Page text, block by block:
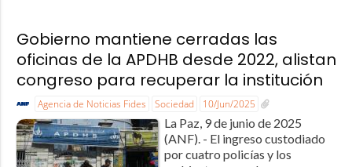
Gobierno mantiene cerradas las
oficinas de la APDHB desde 2022, alistan
congreso para recuperar la institución
Agencia de Noticias Fides Sociedad 10/Jun/2025
La Paz, 9 de junio de 2025
(ANF). - El ingreso custodiado
por cuatro policías y los